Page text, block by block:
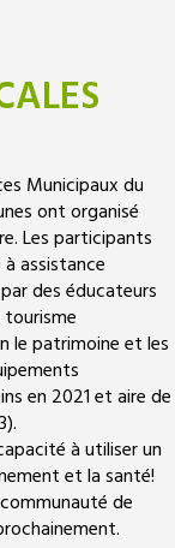
Municipaux du
ont organisé
Les participants
assistance
des éducateurs
le patrimoine et les
en 2021 et aire de
à utiliser un
et la santé!
de